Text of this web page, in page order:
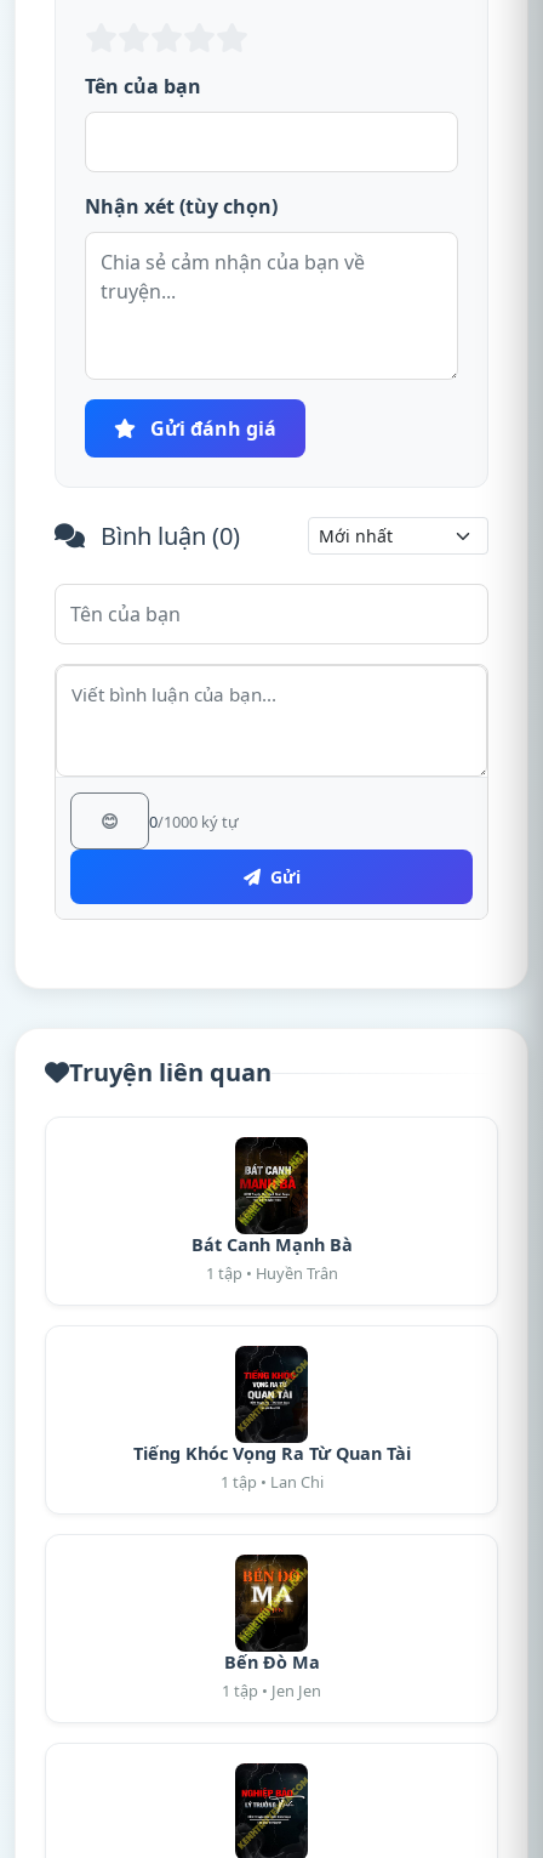
Tên của bạn
Nhận xét (tùy chọn)
Gửi đánh giá
Bình luận (0)
😊 0/1000 ký tự
Gửi
Truyện liên quan
Bát Canh Mạnh Bà
1 tập • Huyền Trân
Tiếng Khóc Vọng Ra Từ Quan Tài
1 tập • Lan Chi
Bến Đò Ma
1 tập • Jen Jen